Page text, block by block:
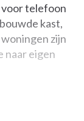
voor telefoon
kast,
zijn
naar eigen